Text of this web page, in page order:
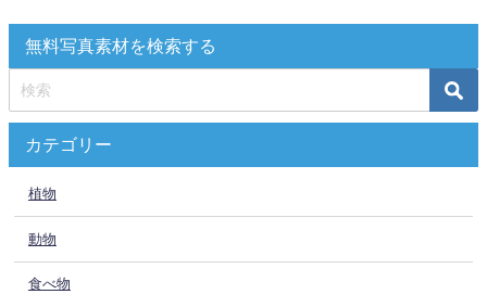
無料写真素材を検索する
カテゴリー
植物
動物
食べ物